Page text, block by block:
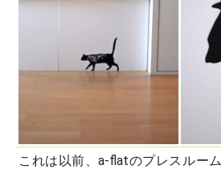
これは以前、a-flatのプレスルー